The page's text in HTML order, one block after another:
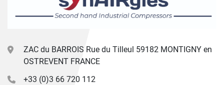
ZAC du BARROIS Rue du Tilleul 59182 MONTIGNY en
OSTREVENT FRANCE
+33 (0)3 66 720 112